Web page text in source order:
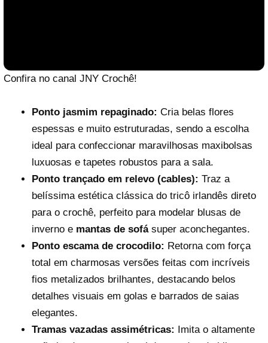
Reproduzir vídeo
Confira no canal JNY Crochê!
Ponto jasmim repaginado: Cria belas flores
espessas e muito estruturadas, sendo a escolha
ideal para confeccionar maravilhosas maxibolsas
luxuosas e tapetes robustos para a sala.
Ponto trançado em relevo (cables): Traz a
belíssima estética clássica do tricô irlandês direto
para o crochê, perfeito para modelar blusas de
inverno e mantas de sofásuper aconchegantes.
Ponto escama de crocodilo: Retorna com força
total em charmosas versões feitas com incríveis
fios metalizados brilhantes, destacando belos
detalhes visuais em golas e barrados de saias
elegantes.
Tramas vazadas assimétricas: Imita o altamente